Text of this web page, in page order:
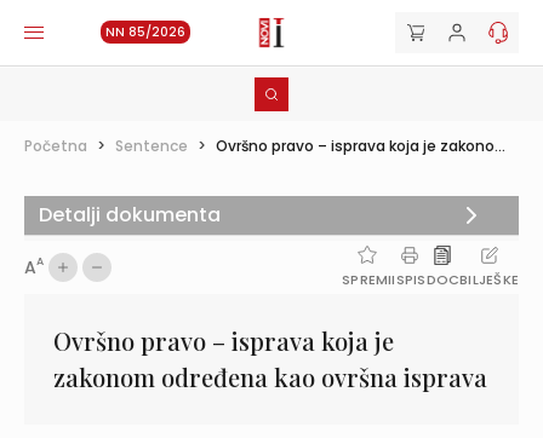
NN 85/2026
Početna > Sentence > Ovršno pravo – isprava koja je zakono...
AA
SPREMIISPISDOCBILJEŠKE
Ovršno pravo – isprava koja je
zakonom određena kao ovršna isprava
Detalji dokumenta